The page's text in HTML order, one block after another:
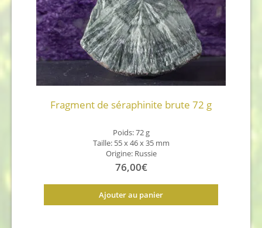
Fragment de séraphinite brute 72 g
Poids: 72 g
Taille: 55 x 46 x 35 mm
Origine: Russie
76,00€
Ajouter au panier